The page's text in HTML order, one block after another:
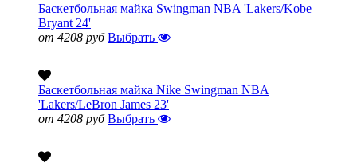
Баскетбольная майка Swingman NBA 'Lakers/Kobe
Bryant 24'
от 4208 руб Выбрать
Баскетбольная майка Nike Swingman NBA
'Lakers/LeBron James 23'
от 4208 руб Выбрать